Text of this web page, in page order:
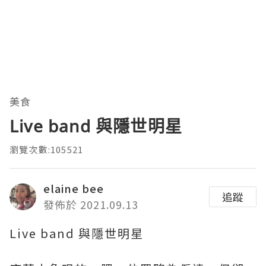
美食
Live band 與隱世明星
瀏覽次數:105521
elaine bee
發佈於 2021.09.13
追蹤
Live band 與隱世明星